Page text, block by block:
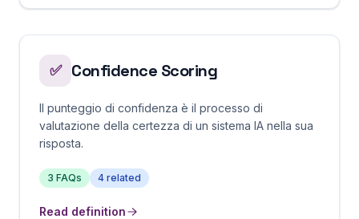
✅ Confidence Scoring
Il punteggio di confidenza è il processo di
valutazione della certezza di un sistema IA nella sua
risposta.
3 FAQs 4 related
Read definition